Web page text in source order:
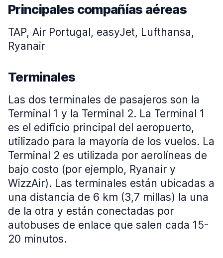
Principales compañías aéreas
TAP, Air Portugal, easyJet, Lufthansa,
Ryanair
Terminales
Las dos terminales de pasajeros son la
Terminal 1 y la Terminal 2. La Terminal 1
es el edificio principal del aeropuerto,
utilizado para la mayoría de los vuelos. La
Terminal 2 es utilizada por aerolíneas de
bajo costo (por ejemplo, Ryanair y
WizzAir). Las terminales están ubicadas a
una distancia de 6 km (3,7 millas) la una
de la otra y están conectadas por
autobuses de enlace que salen cada 15-
20 minutos.